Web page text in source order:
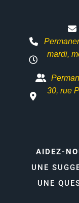
mardi,
30, rue
AIDEZ-
UNE
UNE